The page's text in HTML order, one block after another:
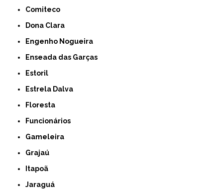
Comiteco
Dona Clara
Engenho Nogueira
Enseada das Garças
Estoril
Estrela Dalva
Floresta
Funcionários
Gameleira
Grajaú
Itapoã
Jaraguá